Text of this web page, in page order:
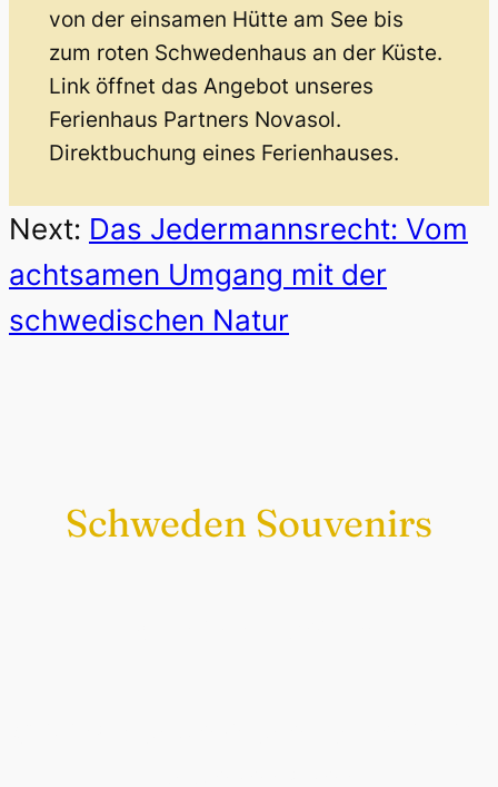
von der einsamen Hütte am See bis
zum roten Schwedenhaus an der Küste.
Link öffnet das Angebot unseres
Ferienhaus Partners Novasol.
Direktbuchung eines Ferienhauses.
Next: Das Jedermannsrecht: Vom
achtsamen Umgang mit der
schwedischen Natur
Schweden Souvenirs